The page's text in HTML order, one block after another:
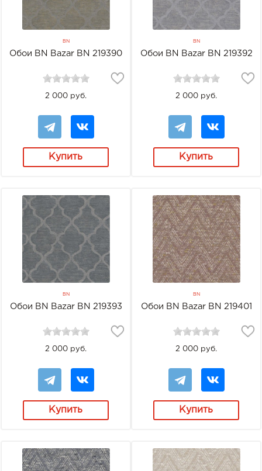
BN
Обои BN Bazar BN 219390
2 000 руб.
Купить
BN
Обои BN Bazar BN 219392
2 000 руб.
Купить
BN
Обои BN Bazar BN 219393
2 000 руб.
Купить
BN
Обои BN Bazar BN 219401
2 000 руб.
Купить